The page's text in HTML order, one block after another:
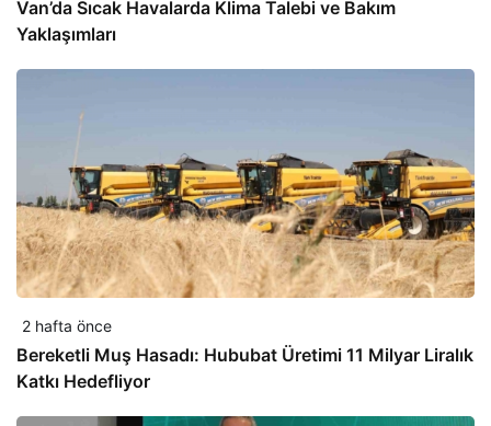
Van’da Sıcak Havalarda Klima Talebi ve Bakım
Yaklaşımları
2 hafta önce
Bereketli Muş Hasadı: Hububat Üretimi 11 Milyar Liralık
Katkı Hedefliyor